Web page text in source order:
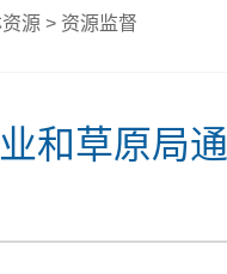
源 > 资源监督
和草原局